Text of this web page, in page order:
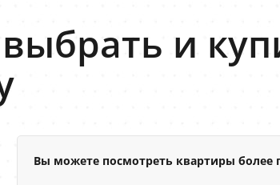
и
Вы можете посмотреть квартиры более